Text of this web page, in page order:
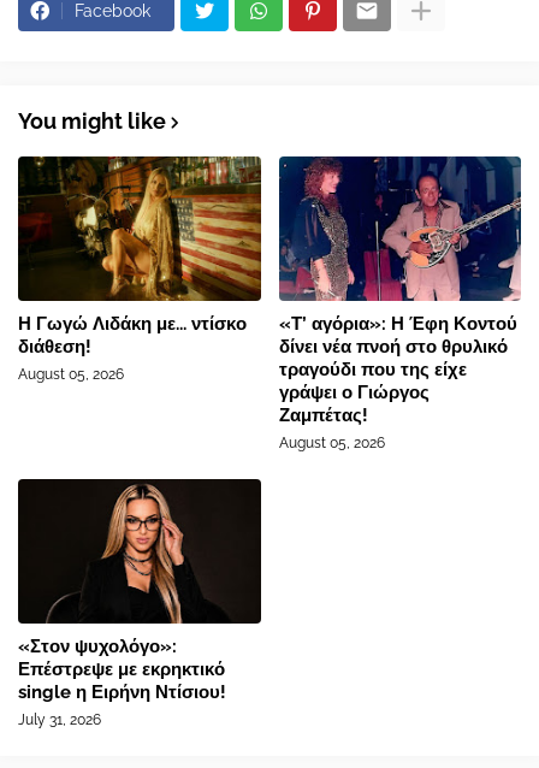
Facebook
You might like
Η Γωγώ Λιδάκη με... ντίσκο
διάθεση!
August 05, 2026
«Τ’ αγόρια»: Η Έφη Κοντού
δίνει νέα πνοή στο θρυλικό
τραγούδι που της είχε
γράψει ο Γιώργος
Ζαμπέτας!
August 05, 2026
«Στον ψυχολόγο»:
Επέστρεψε με εκρηκτικό
single η Ειρήνη Ντίσιου!
July 31, 2026